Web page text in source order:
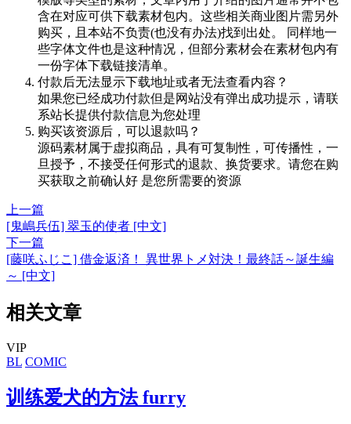
含在对应可供下载素材包内。这些相关商业图片需另外
购买，且本站不负责(也没有办法)找到出处。 同样地一
些字体文件也是这种情况，但部分素材会在素材包内有
一份字体下载链接清单。
付款后无法显示下载地址或者无法查看内容？
如果您已经成功付款但是网站没有弹出成功提示，请联
系站长提供付款信息为您处理
购买该资源后，可以退款吗？
源码素材属于虚拟商品，具有可复制性，可传播性，一
旦授予，不接受任何形式的退款、换货要求。请您在购
买获取之前确认好 是您所需要的资源
上一篇
[鬼嶋兵伍] 翠玉的使者 [中文]
下一篇
[藤咲ふじこ] 借金返済！ 異世界トメ対決！最終話～誕生編
～ [中文]
相关文章
VIP
BL COMIC
训练爱犬的方法 furry